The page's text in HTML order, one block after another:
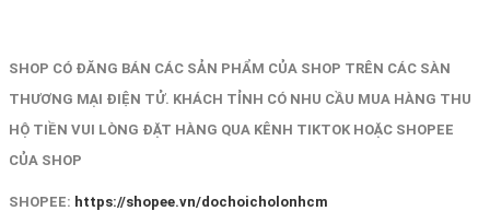
SHOP CÓ ĐĂNG BÁN CÁC SẢN PHẨM CỦA SHOP TRÊN CÁC SÀN
THƯƠNG MẠI ĐIỆN TỬ. KHÁCH TỈNH CÓ NHU CẦU MUA HÀNG THU
HỘ TIỀN VUI LÒNG ĐẶT HÀNG QUA KÊNH TIKTOK HOẶC SHOPEE
CỦA SHOP
SHOPEE: https://shopee.vn/dochoicholonhcm